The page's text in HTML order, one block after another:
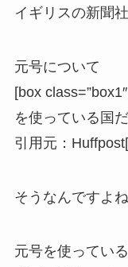
イギリスの新聞社
元号について
[box
を使っている国 だ
引用元：Huffpost
そうなんですよね
元号を使ってい